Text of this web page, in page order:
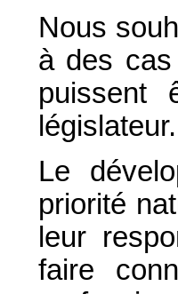
Nous
à des cas
puissent
législateur.
Le
priorité
leur
faire